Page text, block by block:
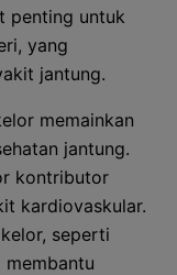
penting untuk
yang
jantung.
memainkan
jantung.
kontributor
kardiovaskular.
seperti